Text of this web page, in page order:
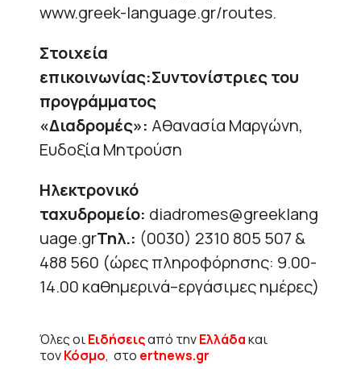
www.greek-language.gr/routes.
Στοιχεία
επικοινωνίας:Συντονίστριες του
προγράμματος
«Διαδρομές»: Αθανασία Μαργώνη,
Ευδοξία Μητρούση
Ηλεκτρονικό
ταχυδρομείο: diadromes@greeklang
uage.grΤηλ.: (0030) 2310 805 507 &
488 560 (ώρες πληροφόρησης: 9.00-
14.00 καθημερινά–εργάσιμες ημέρες)
Όλες οιΕιδήσειςαπό τηνΕλλάδακαι
τονΚόσμο, στο ertnews.gr